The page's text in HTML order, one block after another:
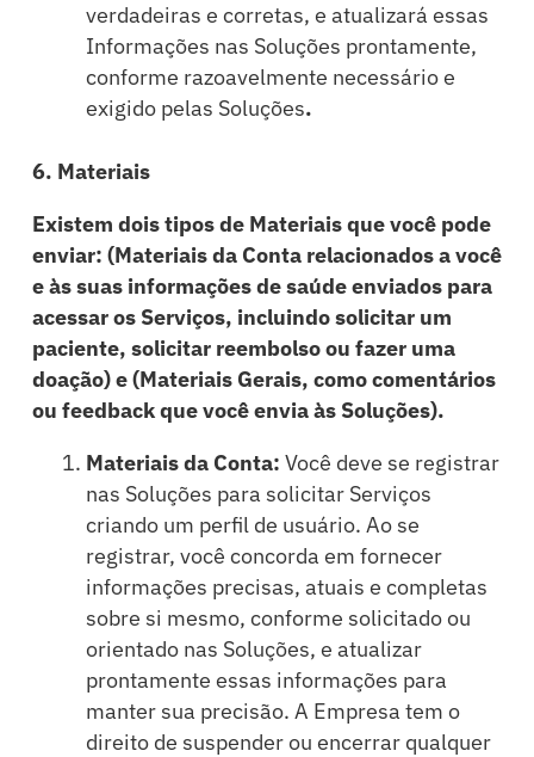
verdadeiras e corretas, e atualizará essas
Informações nas Soluções prontamente,
conforme razoavelmente necessário e
exigido pelas Soluções.
6. Materiais
Existem dois tipos de Materiais que você pode
enviar: (Materiais da Conta relacionados a você
e às suas informações de saúde enviados para
acessar os Serviços, incluindo solicitar um
paciente, solicitar reembolso ou fazer uma
doação) e (Materiais Gerais, como comentários
ou feedback que você envia às Soluções).
Materiais da Conta: Você deve se registrar
nas Soluções para solicitar Serviços
criando um perfil de usuário. Ao se
registrar, você concorda em fornecer
informações precisas, atuais e completas
sobre si mesmo, conforme solicitado ou
orientado nas Soluções, e atualizar
prontamente essas informações para
manter sua precisão. A Empresa tem o
direito de suspender ou encerrar qualquer